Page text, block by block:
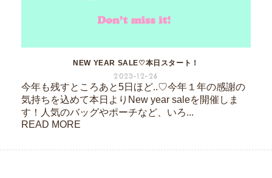
NEW YEAR SALE♡本日スタート！
2023-12-26
今年も残すところあと5日ほど..♡今年１年の感謝の
気持ちを込めて本日よりNew year saleを開催しま
す！人気のバッグやポーチなど、いろ...
READ MORE